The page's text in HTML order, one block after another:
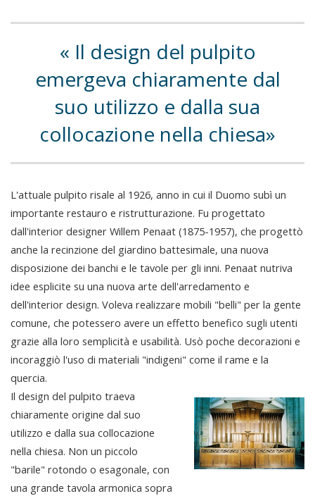
Il design del pulpito
emergeva chiaramente dal
suo utilizzo e dalla sua
collocazione nella chiesa
L'attuale pulpito risale al 1926, anno in cui il Duomo subì un
importante restauro e ristrutturazione. Fu progettato
dall'interior designer Willem Penaat (1875-1957), che progettò
anche la recinzione del giardino battesimale, una nuova
disposizione dei banchi e le tavole per gli inni. Penaat nutriva
idee esplicite su una nuova arte dell'arredamento e
dell'interior design. Voleva realizzare mobili "belli" per la gente
comune, che potessero avere un effetto benefico sugli utenti
grazie alla loro semplicità e usabilità. Usò poche decorazioni e
incoraggiò l'uso di materiali "indigeni" come il rame e la
quercia.
Il design del pulpito traeva
chiaramente origine dal suo
utilizzo e dalla sua collocazione
nella chiesa. Non un piccolo
"barile" rotondo o esagonale, con
una grande tavola armonica sopra